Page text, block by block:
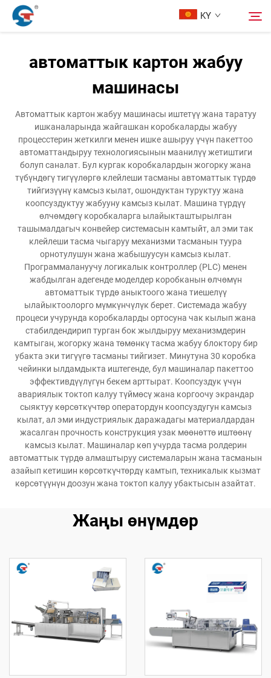
KY
Продукциялар
Дизайн Жоруму
Кызмат
Жаңылыктар
Бизге Байланыш
автоматтык картон жабуу
машинасы
Автоматтык картон жабуу машинасы иштетүү жана таратуу
ишканаларында жайгашкан коробкаларды жабуу
процесстерин жеткилги менен ишке ашыруу үчүн пакеттоо
автоматтандыруу технологиясынын маанилүү жетиштиги
болуп саналат. Бул кургак коробкалардын жогорку жана
түбүндөгү тигүүлөргө клейлеши тасманы автоматтык түрдө
тийгизүүнү камсыз кылат, ошондуктан туруктуу жана
коопсуздуктуу жабууну камсыз кылат. Машина түрдүү
өлчөмдөгү коробкаларга ылайыкташтырылган
ташымалдагыч конвейер системасын камтыйт, ал эми так
клейлеши тасма чыгаруу механизми тасманын туура
орнотулушун жана жабышуусун камсыз кылат.
Программалануучу логикалык контроллер (PLC) менен
жабдылган адегенде моделдер коробканын өлчөмүн
автоматтык түрдө аныктоого жана тиешелүү
ылайыктоолорго мүмкүнчүлүк берет. Системада жабуу
процеси учурунда коробкаларды ортосуна чак кылып жана
стабилдендирип турган бок жылдыруу механизмдерин
камтыган, жогорку жана төмөнкү тасма жабуу блоктору бир
убакта эки тигүүгө тасманы тийгизет. Минутуна 30 коробка
чейинки ылдамдыкта иштегенде, бул машиналар пакеттоо
эффективдүүлүгүн бекем арттырат. Коопсуздук үчүн
авариялык токтоп калуу түймөсү жана коргоочу экрандар
сыяктуу көрсөткүчтөр оператордун коопсуздугун камсыз
кылат, ал эми индустриялык даражадагы материалдардан
жасалган прочность конструкция узак мөөнөттө иштөөнү
камсыз кылат. Машиналар көп учурда тасма ролдерин
автоматтык түрдө алмаштыруу системаларын жана тасманын
азайып кетишин көрсөткүчтөрдү камтып, техникалык кызмат
көрсөтүүнүн доозун жана токтоп калуу убактысын азайтат.
Жаңы өнүмдөр